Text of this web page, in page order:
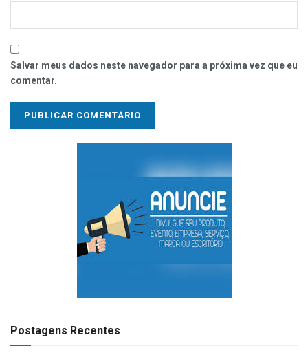
Salvar meus dados neste navegador para a próxima vez que eu
comentar.
Postagens Recentes